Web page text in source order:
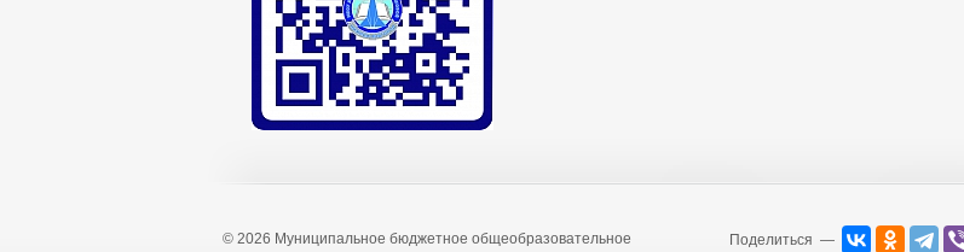
© 2026 Муниципальное бюджетное общеобразовательное Поделиться —